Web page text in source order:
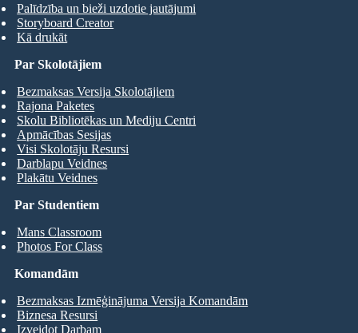
Palīdzība un bieži uzdotie jautājumi
Storyboard Creator
Kā drukāt
Par Studentiem
Mans Classroom
Photos For Class
Par Skolotājiem
Bezmaksas Versija Skolotājiem
Rajona Paketes
Skolu Bibliotēkas un Mediju Centri
Apmācības Sesijas
Visi Skolotāju Resursi
Darblapu Veidnes
Plakātu Veidnes
Komandām
Bezmaksas Izmēģinājuma Versija Komandām
Biznesa Resursi
Izveidot Darbam